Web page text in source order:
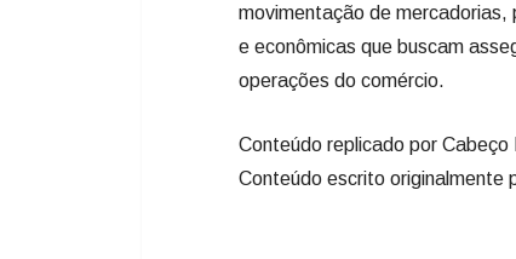
movimentação de mercadorias,
e econômicas que buscam
operações do comércio.
Conteúdo replicado por Cabeço
Conteúdo escrito